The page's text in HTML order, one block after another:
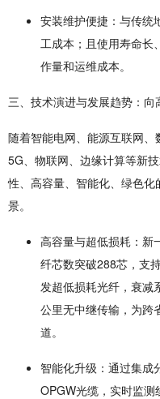
安装维护便捷 ：与传
工成本；且使用寿命长
作量和运维成本。
三、技术演进与发展趋势：
随着智能电网、能源互联网
5G、物联网、边缘计算等新
性、高容量、智能化、绿色
景。
高容量与超低损耗 ：
纤芯数突破288芯，支
发超低损耗光纤，衰减
公里无中继传输，为跨
道。
智能化升级 ：通过集
OPGW光缆，实时监